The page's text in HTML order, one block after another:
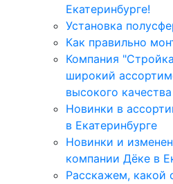
Екатеринбурге!
Установка
Как правильно
Компания
широкий
высокого качества
Новинки в
в Екатеринбурге
Новинки и
компании Дёке в
Расскажем, какой